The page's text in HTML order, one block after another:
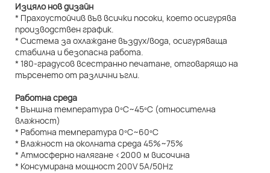
Изцяло нов дизайн
* Прахоустойчив във всички посоки, което осигурява
производствен график.
* Система за охлаждане въздух/вода, осигуряваща
стабилна и безопасна работа.
* 180-градусов всестранно печатане, отговарящо на
търсенето от различни ъгли.
Работна среда
* Външна температура 0ºC~45ºC (относителна
влажност)
* Работна температура 0ºC~60ºC
* Влажност на околната среда 45%~75%
* Атмосферно налягане <2000 м височина
* Консумирана мощност 200V 5A/50Hz